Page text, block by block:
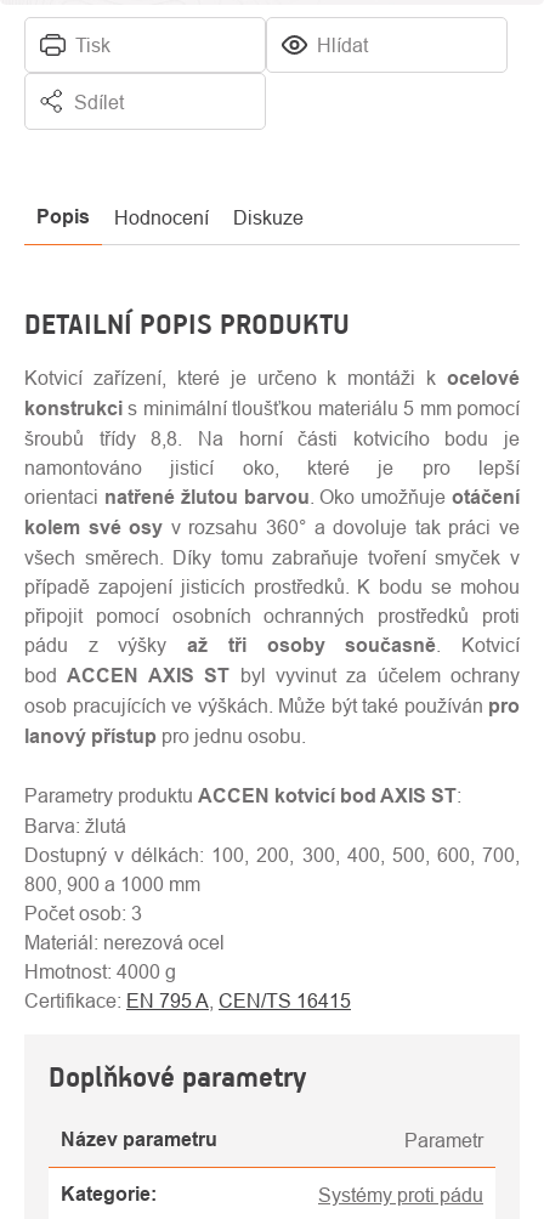
Tisk Hlídat
Sdílet
Popis Hodnocení Diskuze
DETAILNÍ POPIS PRODUKTU
Kotvicí zařízení, které je určeno k montáži k ocelové
konstrukci s minimální tloušťkou materiálu 5 mm pomocí
šroubů třídy 8,8. Na horní části kotvicího bodu je
namontováno jisticí oko, které je pro lepší
orientaci natřené žlutou barvou . Oko umožňujeotáčení
kolem své osy v rozsahu 360° a dovoluje tak práci ve
všech směrech. Díky tomu zabraňuje tvoření smyček v
případě zapojení jisticích prostředků. K bodu se mohou
připojit pomocí osobních ochranných prostředků proti
pádu z výškyaž tři osoby současně . Kotvicí
bodACCEN AXIS ST byl vyvinut za účelem ochrany
osob pracujících ve výškách. Může být také používán pro
lanový přístup pro jednu osobu.
Parametry produktu ACCEN kotvicí bod AXIS ST:
Barva: žlutá
Dostupný v délkách: 100, 200, 300, 400, 500, 600, 700,
800, 900 a 1000 mm
Počet osob: 3
Materiál: nerezová ocel
Hmotnost: 4000 g
Certifikace: EN 795 A CEN/TS 16415
Doplňkové parametry
Název parametru Parametr
Kategorie: Systémy proti pádu